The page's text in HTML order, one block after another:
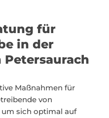
für
in der
Maßnahmen für
von
sich optimal auf